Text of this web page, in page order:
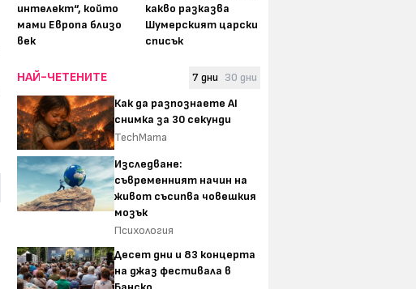
интелект“, който
мами Европа близо
век
какво разказва
Шумерският царски
списък
НАЙ-ЧЕТЕНИТЕ 7 дни 30 дни
Как да разпознаете AI
снимка за 30 секунди
TechMama
Изследване:
съвременният начин на
живот съсипва човешкия
мозък
Психология
Десет дни и 83 концерта
на джаз фестивала в